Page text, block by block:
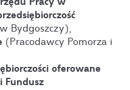
Bydgoszczy),
(Pracodawcy Pomorza i
oferowane
Fundusz